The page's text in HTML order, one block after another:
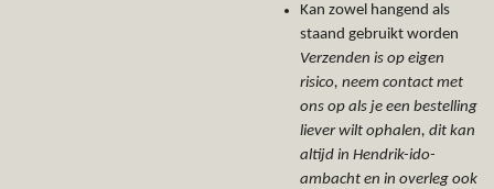
Kan zowel hangend als
staand gebruikt worden
Verzenden is op eigen
risico, neem contact met
ons op als je een bestelling
liever wilt ophalen, dit kan
altijd in Hendrik-ido-
ambacht en in overleg ook